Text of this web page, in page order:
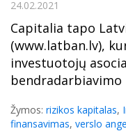
24.02.2021
Capitalia tapo
(www.latban.lv),
investuotojų
Žymos: rizikos kapitalas,
finansavimas, verslo